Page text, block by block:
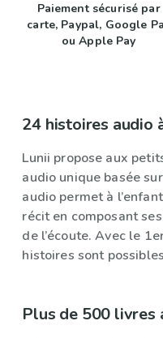
Paiement sécurisé par
carte, Paypal, Google
ou Apple Pay
24 histoires audio
Lunii propose aux
audio unique basée
audio permet à
récit en composant
de l’écoute. Avec le
histoires sont
Plus de 500 livres